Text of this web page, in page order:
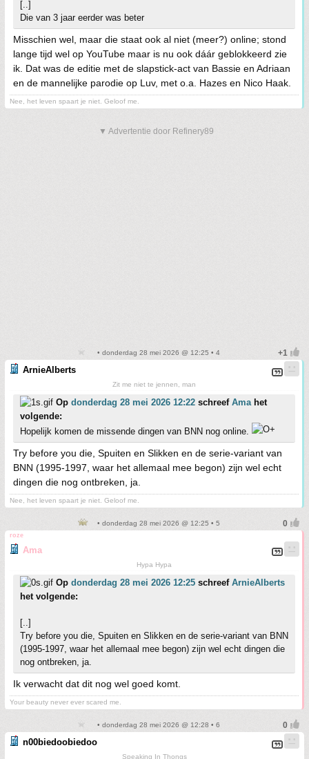
[..]
Die van 3 jaar eerder was beter
Misschien wel, maar die staat ook al niet (meer?) online; stond
lange tijd wel op YouTube maar is nu ook dáár geblokkeerd zie
ik. Dat was de editie met de slapstick-act van Bassie en Adriaan
en de mannelijke parodie op Luv, met o.a. Hazes en Nico Haak.
Nee, het leven spaart je niet. Geloof me.
▼ Advertentie door Refinery89
• donderdag 28 mei 2026 @ 12:25 • 4
ArnieAlberts
Zit me niet te jennen, man
Op donderdag 28 mei 2026 12:22 schreef Amahet
volgende:
Hopelijk komen de missende dingen van BNN nog online.
Try before you die, Spuiten en Slikken en de serie-variant van
BNN (1995-1997, waar het allemaal mee begon) zijn wel echt
dingen die nog ontbreken, ja.
Nee, het leven spaart je niet. Geloof me.
• donderdag 28 mei 2026 @ 12:25 • 5
roze
Ama
Hypa Hypa
Op donderdag 28 mei 2026 12:25 schreef ArnieAlberts
het volgende:
[..]
Try before you die, Spuiten en Slikken en de serie-variant van BNN
(1995-1997, waar het allemaal mee begon) zijn wel echt dingen die
nog ontbreken, ja.
Ik verwacht dat dit nog wel goed komt.
Your beauty never ever scared me.
• donderdag 28 mei 2026 @ 12:28 • 6
n00biedoobiedoo
Speaking In Thongs